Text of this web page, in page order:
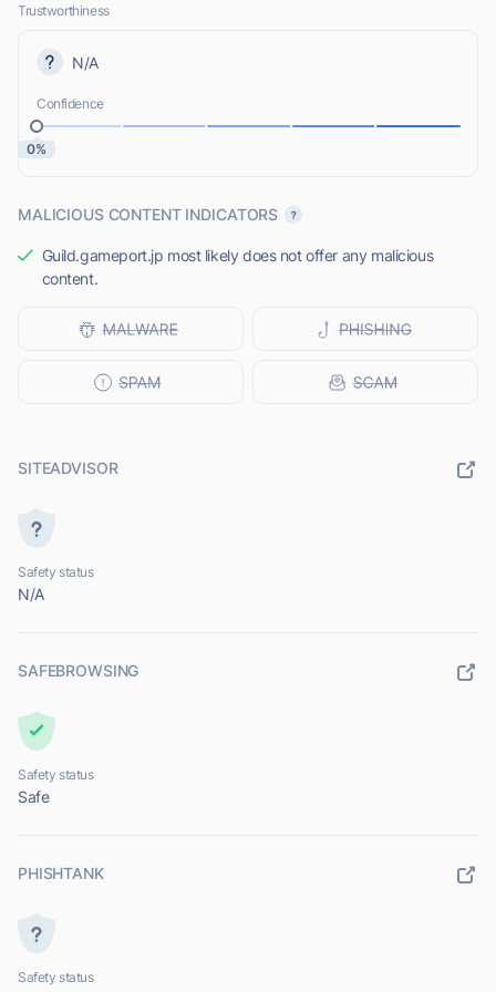
Trustworthiness
N/A
Confidence
0%
MALICIOUS CONTENT INDICATORS
Guild.gameport.jp most likely does not offer any malicious
content.
SITEADVISOR
Safety status
N/A
SAFEBROWSING
Safety status
Safe
PHISHTANK
Safety status